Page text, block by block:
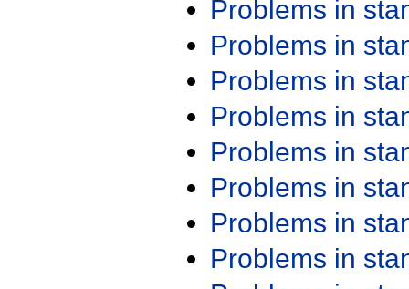
Problems in
Problems in
Problems in
Problems in
Problems in
Problems in
Problems in
Problems in